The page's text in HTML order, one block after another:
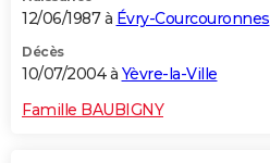
12/06/1987 à Évry-Courcouronnes
Décès
10/07/2004 à Yèvre-la-Ville
Famille BAUBIGNY